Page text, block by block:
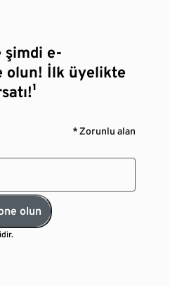
şimdi e-
olun! İlk üyelikte
* Zorunlu alan
olun